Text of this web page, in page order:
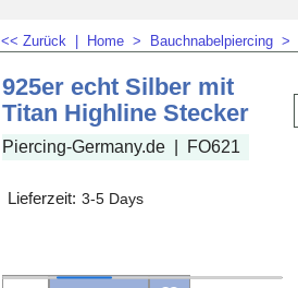
<< Zurück Home > Bauchnabelpiercing >
925er echt Silber mit
Titan Highline Stecker
Piercing-Germany.de FO621
Lieferzeit: 3-5 Days